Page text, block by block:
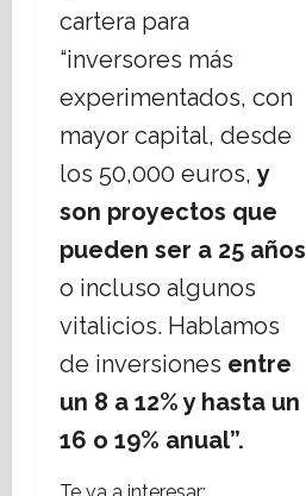
cartera para
“inversores más
experimentados, con
mayor capital, desde
los 50,000 euros,y
son proyectos que
pueden ser a 25 años
o incluso algunos
vitalicios. Hablamos
de inversiones entre
un 8 a 12% y hasta un
16 o 19% anual”.